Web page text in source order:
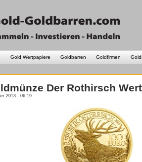
Gold Wertpapiere Goldbarren Goldfirmen
Der Rothirsch
2013 - 06:19